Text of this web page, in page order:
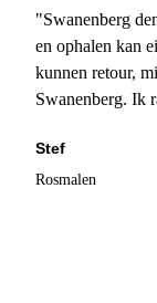
"Swanenberg
en ophalen kan
kunnen retour,
Swanenberg. Ik
Stef
Rosmalen